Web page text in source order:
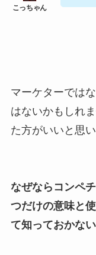
マーケターでは
はないかもしれ
た方がいいと思い
なぜならコンペ
つだけの意味と
て知っておかな